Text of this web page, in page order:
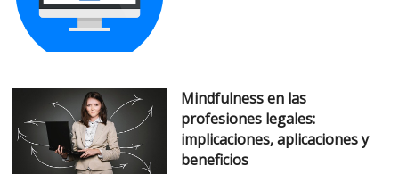
Mindfulness en las
profesiones legales:
implicaciones, aplicaciones y
beneficios